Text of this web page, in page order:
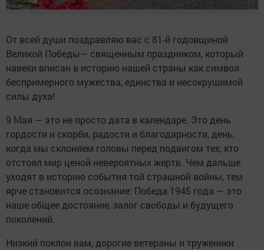
От всей души поздравляю вас с 81-й годовщиной
Великой Победы— священным праздником, который
навеки вписан в историю нашей страны как символ
беспримерного мужества, единства и несокрушимой
силы духа!
9 Мая — это не просто дата в календаре. Это день
гордости и скорби, радости и благодарности, день,
когда мы склоняем головы перед подвигом тех, кто
отстоял мир ценой невероятных жертв. Чем дальше
уходят в историю события той страшной войны, тем
ярче становится осознание: Победа 1945 года — это
наше общее достояние, залог свободы и будущего
поколений.
Низкий поклон вам, дорогие ветераны и труженики